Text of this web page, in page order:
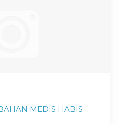
MEDIS HABIS